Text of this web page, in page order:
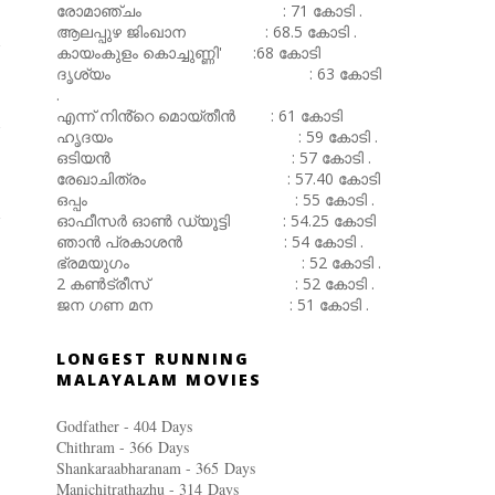
രോമാഞ്ചം : 71 കോടി .
ആലപ്പുഴ ജിംഖാന : 68.5 കോടി .
കായംകുളം കൊച്ചുണ്ണി' :68 കോടി
ദൃശ്യം : 63 കോടി
.
എന്ന് നിൻ്റെ മൊയ്തീൻ : 61 കോടി
ഹൃദയം : 59 കോടി .
ഒടിയൻ : 57 കോടി .
രേഖാചിത്രം : 57.40 കോടി
ഒപ്പം : 55 കോടി .
ഓഫീസർ ഓൺ ഡ്യൂട്ടി : 54.25 കോടി
ഞാൻ പ്രകാശൻ : 54 കോടി .
ഭ്രമയുഗം : 52 കോടി .
2 കൺട്രീസ് : 52 കോടി .
ജന ഗണ മന : 51 കോടി .
LONGEST RUNNING
MALAYALAM MOVIES
Godfather - 404 Days
Chithram - 366 Days
Shankaraabharanam - 365 Days
Manichitrathazhu - 314 Days